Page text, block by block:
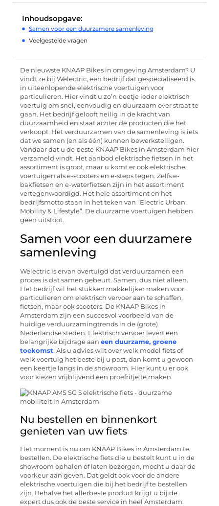
Inhoudsopgave:
Samen voor een duurzamere samenleving
Veelgestelde vragen
De nieuwste KNAAP Bikes in omgeving Amsterdam? U
vindt ze bij Welectric, een bedrijf dat gespecialiseerd is
in uiteenlopende elektrische voertuigen voor
particulieren. Hier vindt u zo’n beetje ieder elektrisch
voertuig om snel, eenvoudig en duurzaam over straat te
gaan. Het bedrijf gelooft heilig in de kracht van
duurzaamheid en staat achter de producten die het
verkoopt. Het verduurzamen van de samenleving is iets
dat we samen (en als één) kunnen bewerkstelligen.
Vandaar dat u de beste KNAAP Bikes in Amsterdam hier
verzameld vindt. Het aanbod elektrische fietsen in het
assortiment is groot, maar u komt er ook elektrische
voertuigen als e-scooters en e-steps tegen. Zelfs e-
bakfietsen en e-waterfietsen zijn in het assortiment
vertegenwoordigd. Het hele assortiment en het
bedrijfsmotto staan in het teken van “Electric Urban
Mobility & Lifestyle”. De duurzame voertuigen hebben
geen uitstoot.
Samen voor een duurzamere
samenleving
Welectric is ervan overtuigd dat verduurzamen een
proces is dat samen gebeurt. Samen, dus niet alleen.
Het bedrijf wil het stukken makkelijker maken voor
particulieren om elektrisch vervoer aan te schaffen,
fietsen, maar ook scooters. De KNAAP Bikes in
Amsterdam zijn een succesvol voorbeeld van de
huidige verduurzamingtrends in de (grote)
Nederlandse steden. Elektrisch vervoer levert een
belangrijke bijdrage aan een duurzame, groene
toekomst. Als u advies wilt over welk model fiets of
welk voertuig het beste bij u past, dan komt u gewoon
een keertje langs in de showroom. Hier kunt u er ook
voor kiezen vrijblijvend een proefritje te maken.
Nu bestellen en binnenkort
genieten van uw fiets
Het moment is nu om KNAAP Bikes in Amsterdam te
bestellen. De elektrische fiets die u bestelt kunt u in de
showroom ophalen of laten bezorgen, mocht u daar de
voorkeur aan geven. Dat geldt ook voor de andere
elektrische voertuigen die bij het bedrijf te bestellen
zijn. Behalve het allerbeste product krijgt u bij de
expert dus ook de beste service in heel Amsterdam.